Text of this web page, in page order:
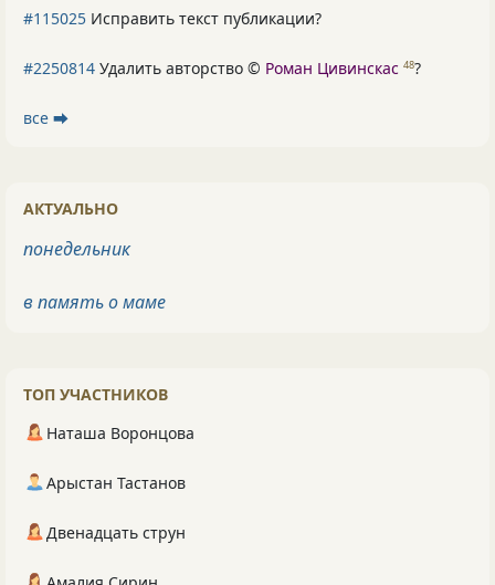
#115025 Исправить текст публикации?
#2250814 Удалить авторство © Роман Цивинскас 48?
все ⮕
АКТУАЛЬНО
понедельник
в память о маме
ТОП УЧАСТНИКОВ
Наташа Воронцова
Арыстан Тастанов
Двенадцать струн